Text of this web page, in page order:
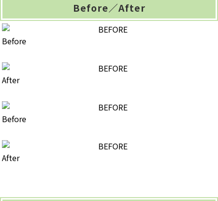
Before／After
Before
After
Before
After